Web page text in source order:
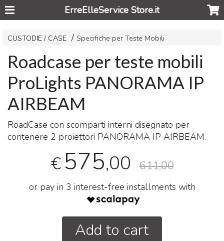
ErreElleService Store.it
CUSTODIE / CASE Specifiche per Teste Mobili
Roadcase per teste mobili
ProLights PANORAMA IP
AIRBEAM
RoadCase con scomparti interni disegnato per
contenere 2 proiettori PANORAMA IPAIRBEAM.
€575,00 611,00
or pay in 3 interest-free installments with
Add to cart